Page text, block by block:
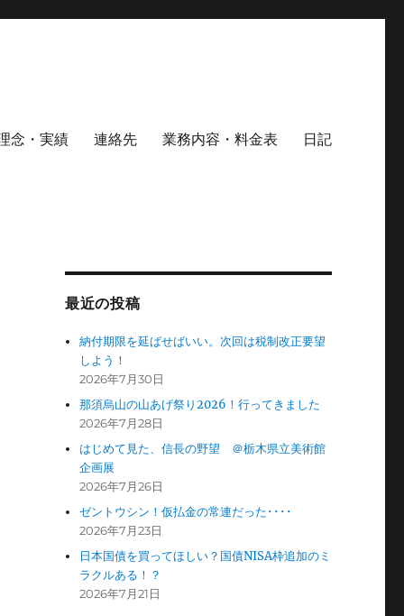
念・実績 連絡先 業務内容・料金表 日記
最近の投稿
納付期限を延ばせばいい。次回は税制改正要望
しよう！
2026年7月30日
那須烏山の山あげ祭り2026！行ってきました
2026年7月28日
はじめて見た、信長の野望 ＠栃木県立美術館
企画展
2026年7月26日
ゼントウシン！仮払金の常連だった････
2026年7月23日
日本国債を買ってほしい？国債NISA枠追加のミ
ラクルある！？
2026年7月21日